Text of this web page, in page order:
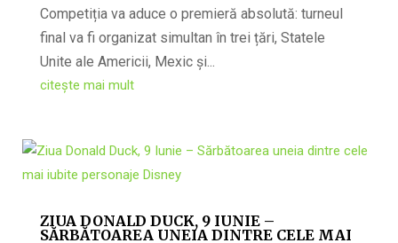
Competiția va aduce o premieră absolută: turneul
final va fi organizat simultan în trei țări, Statele
Unite ale Americii, Mexic și...
citește mai mult
ZIUA DONALD DUCK, 9 IUNIE –
SĂRBĂTOAREA UNEIA DINTRE CELE MAI